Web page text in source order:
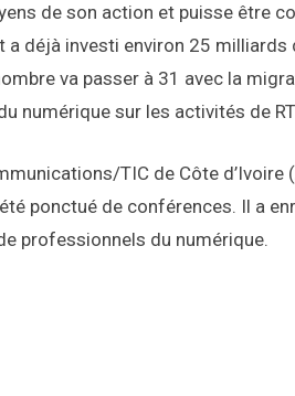
de son action et puisse être
a déjà investi environ 25 milliards
va passer à 31 avec la
numérique sur les activités de
TIC de Côte d’Ivoire
ponctué de conférences. Il a
professionnels du numérique.